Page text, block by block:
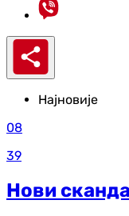
Најновије
08
39
Нови